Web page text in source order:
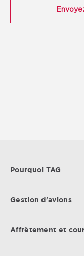
Pourquoi TAG
Gestion d'avions
Affrètement et